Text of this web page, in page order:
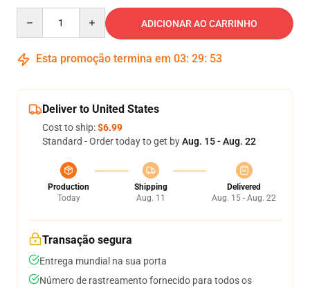
ADICIONAR AO CARRINHO
Esta promoção termina em 03: 29: 52
Deliver to United States
Cost to ship:$6.99
Standard - Order today to get byAug. 15 - Aug. 22
Production
Today
Shipping
Aug. 11
Delivered
Aug. 15 - Aug. 22
Transação segura
Entrega mundial na sua porta
Número de rastreamento fornecido para todos os